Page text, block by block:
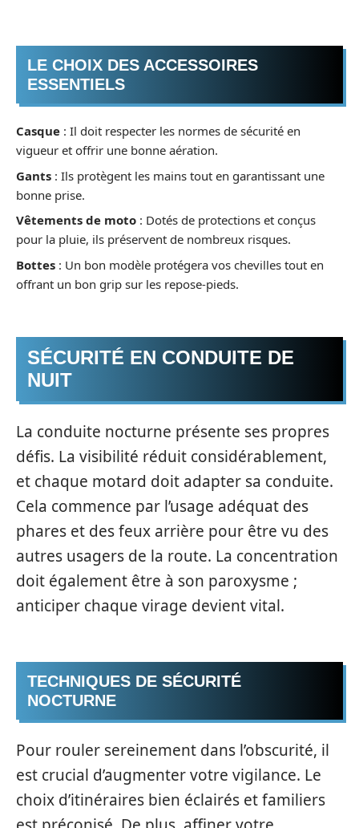
LE CHOIX DES ACCESSOIRES
ESSENTIELS
Casque : Il doit respecter les normes de sécurité en
vigueur et offrir une bonne aération.
Gants : Ils protègent les mains tout en garantissant une
bonne prise.
Vêtements de moto : Dotés de protections et conçus
pour la pluie, ils préservent de nombreux risques.
Bottes : Un bon modèle protégera vos chevilles tout en
offrant un bon grip sur les repose-pieds.
SÉCURITÉ EN CONDUITE DE
NUIT
La conduite nocturne présente ses propres
défis. La visibilité réduit considérablement,
et chaque motard doit adapter sa conduite.
Cela commence par l’usage adéquat des
phares et des feux arrière pour être vu des
autres usagers de la route. La concentration
doit également être à son paroxysme ;
anticiper chaque virage devient vital.
TECHNIQUES DE SÉCURITÉ
NOCTURNE
Pour rouler sereinement dans l’obscurité, il
est crucial d’augmenter votre vigilance. Le
choix d’itinéraires bien éclairés et familiers